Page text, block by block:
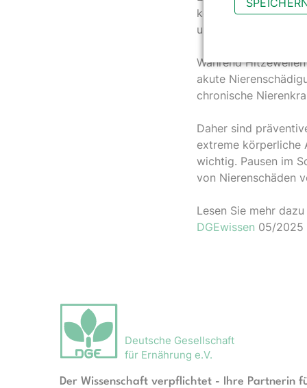
keine Auffälligkeiten
up- und
Während
akute
chronische
Daher sind
extreme körperliche
wichtig. Pausen im
von Nierenschäden
Lesen Sie mehr
DGEwissen 05/2025
Deutsche Gesellschaft
für Ernährung e.V.
Der Wissenschaft verpflichtet - Ihre Partnerin